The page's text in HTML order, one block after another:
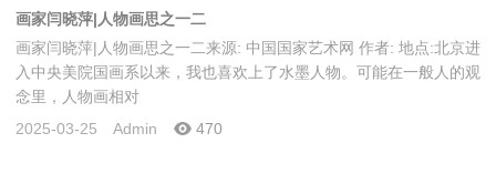
画家闫晓萍|人物画思之一二
画家闫晓萍|人物画思之一二来源: 中国国家艺术网 作者: 地点:北京进
入中央美院国画系以来，我也喜欢上了水墨人物。可能在一般人的观
念里，人物画相对
2025-03-25
Admin 470